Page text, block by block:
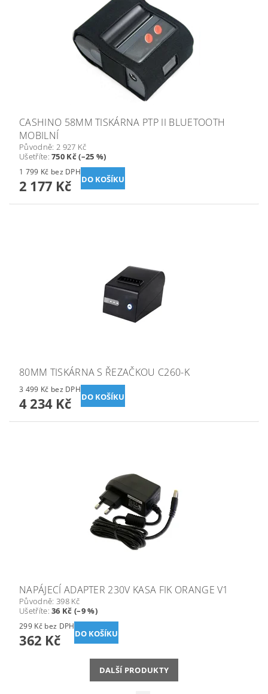
CASHINO 58MM TISKÁRNA PTP II BLUETOOTH
MOBILNÍ
Původně: 2 927 Kč
Ušetříte:750 Kč (–25 %)
1 799 Kč bez DPH
2 177 Kč
80MM TISKÁRNA S ŘEZAČKOU C260-K
3 499 Kč bez DPH
4 234 Kč
NAPÁJECÍ ADAPTER 230V KASA FIK ORANGE V1
Původně: 398 Kč
Ušetříte:36 Kč (–9 %)
299 Kč bez DPH
362 Kč
DALŠÍ PRODUKTY